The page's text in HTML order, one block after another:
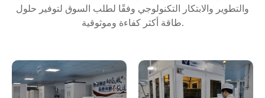
والتطوير والابتكار التكنولوجي وفقًا لطلب السوق لتوفير حلول
طاقة أكثر كفاءة وموثوقية.